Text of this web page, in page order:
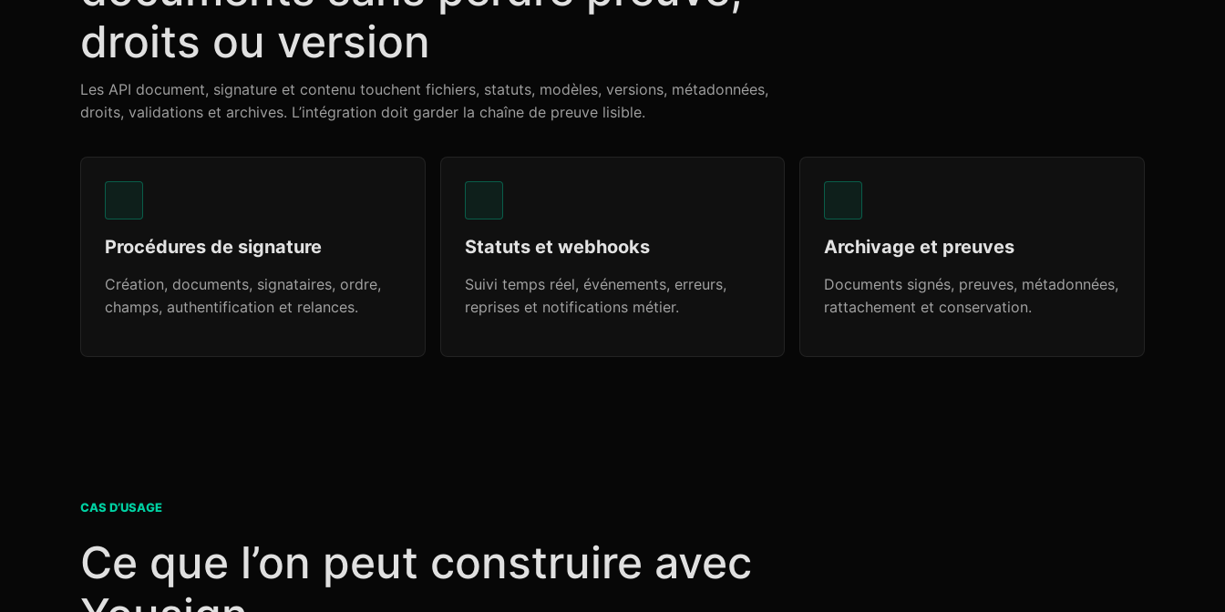
droits ou version
Les API document, signature et contenu touchent fichiers, statuts, modèles, versions, métadonnées,
droits, validations et archives. L’intégration doit garder la chaîne de preuve lisible.
Procédures de signature
Création, documents, signataires, ordre,
champs, authentification et relances.
Statuts et webhooks
Suivi temps réel, événements, erreurs,
reprises et notifications métier.
Archivage et preuves
Documents signés, preuves, métadonnées,
rattachement et conservation.
CAS D’USAGE
Ce que l’on peut construire avec